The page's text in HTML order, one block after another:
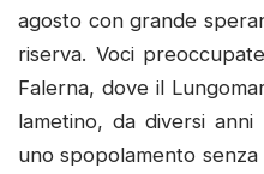
agosto con grande
riserva. Voci
Falerna, dove il
lametino, da diversi
uno spopolamento